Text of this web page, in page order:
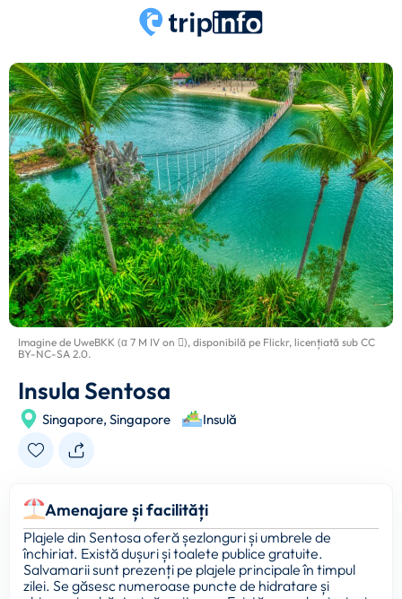
Imagine de UweBKK (α 7 M IV on ), disponibilă pe Flickr, licențiată sub CC
BY-NC-SA 2.0.
Insula Sentosa
Singapore, Singapore Insulă
Amenajare și facilități
Plajele din Sentosa oferă șezlonguri și umbrele de
închiriat. Există dușuri și toalete publice gratuite.
Salvamarii sunt prezenți pe plajele principale în timpul
zilei. Se găsesc numeroase puncte de hidratare și